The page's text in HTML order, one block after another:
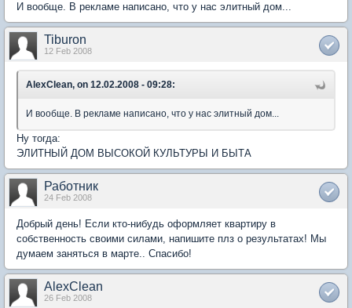
И вообще. В рекламе написано, что у нас элитный дом...
Tiburon
12 Feb 2008
AlexClean, on 12.02.2008 - 09:28:
И вообще. В рекламе написано, что у нас элитный дом...
Ну тогда:
ЭЛИТНЫЙ ДОМ ВЫСОКОЙ КУЛЬТУРЫ И БЫТА
Работник
24 Feb 2008
Добрый день! Если кто-нибудь оформляет квартиру в
собственность своими силами, напишите плз о результатах! Мы
думаем заняться в марте.. Спасибо!
AlexClean
26 Feb 2008